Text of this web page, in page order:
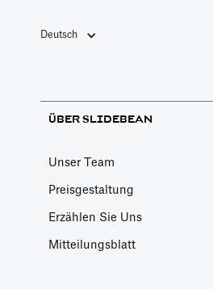
Deutsch
ÜBER SLIDEBEAN
Unser Team
Preisgestaltung
Erzählen Sie Uns
Mitteilungsblatt